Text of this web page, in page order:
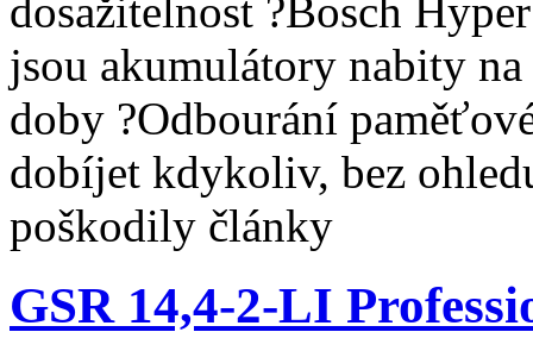
dosažitelnost ?Bosch
jsou akumulátory nabity
doby ?Odbourání
dobíjet kdykoliv, bez
poškodily články
GSR 14,4-2-LI